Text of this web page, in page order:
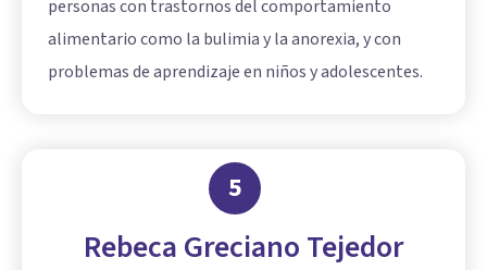
personas con trastornos del comportamiento
alimentario como la bulimia y la anorexia, y con
problemas de aprendizaje en niños y adolescentes.
5
Rebeca Greciano Tejedor